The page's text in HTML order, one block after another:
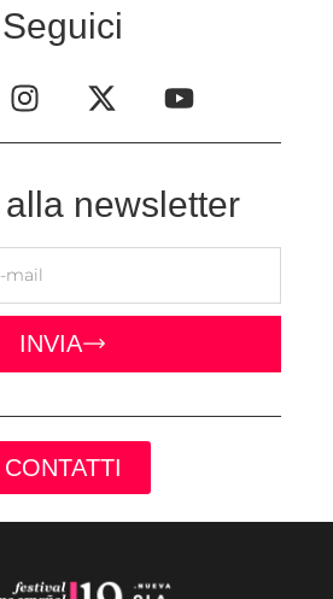
Seguici
newsletter
INVIA
CONTATTI